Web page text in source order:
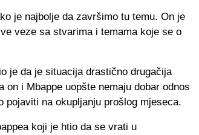
je najbolje da završimo tu temu. On je
veze sa stvarima i temama koje se o
je da je situacija drastično drugačija
i Mbappe uopšte nemaju dobar odnos
pojaviti na okupljanju prošlog mjeseca.
koji je htio da se vrati u